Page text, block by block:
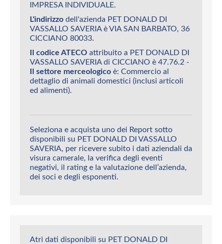
IMPRESA INDIVIDUALE.
L'indirizzo dell'azienda PET DONALD DI
VASSALLO SAVERIA è VIA SAN BARBATO, 36
CICCIANO 80033.
Il codice ATECO attribuito a PET DONALD DI
VASSALLO SAVERIA di CICCIANO è 47.76.2 -
Il settore merceologico è: Commercio al
dettaglio di animali domestici (inclusi articoli
ed alimenti).
Seleziona e acquista uno dei Report sotto
disponibili su PET DONALD DI VASSALLO
SAVERIA, per ricevere subito i dati aziendali da
visura camerale, la verifica degli eventi
negativi, il rating e la valutazione dell’azienda,
dei soci e degli esponenti.
Atri dati disponibili su PET DONALD DI